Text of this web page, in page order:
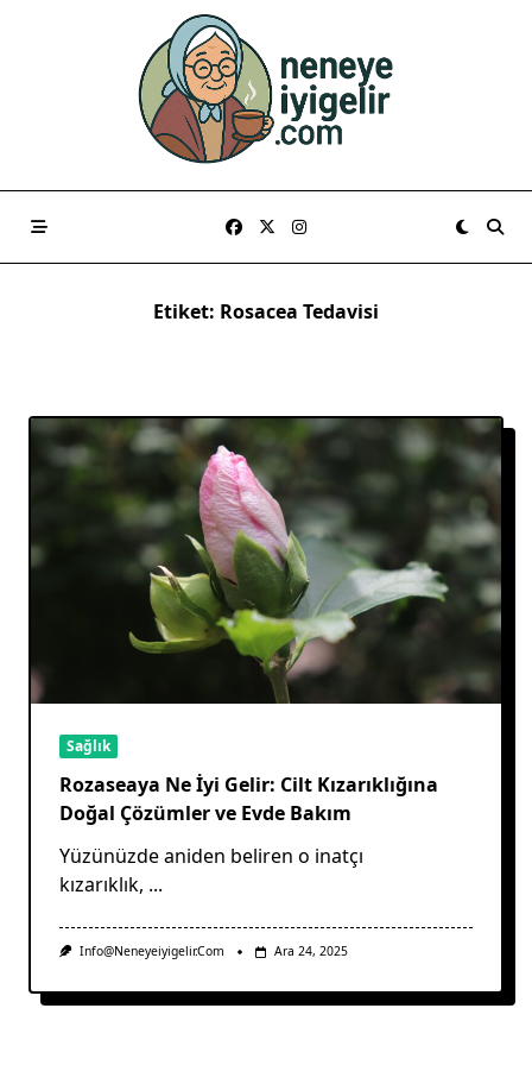
Etiket: Rosacea Tedavisi
Sağlık
Rozaseaya Ne İyi Gelir: Cilt Kızarıklığına
Doğal Çözümler ve Evde Bakım
Yüzünüzde aniden beliren o inatçı
kızarıklık, ...
Info@neneyeiyigelir.com Ara 24, 2025